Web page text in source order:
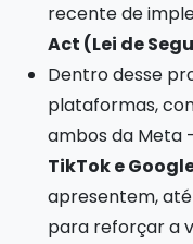
recente de
Act (Lei de
Dentro desse
plataformas,
ambos da Meta
TikTok e
apresentem, até
para reforçar a